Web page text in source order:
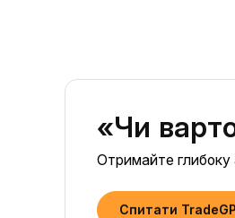
«Чи
Отримайте глибоку
Спитати